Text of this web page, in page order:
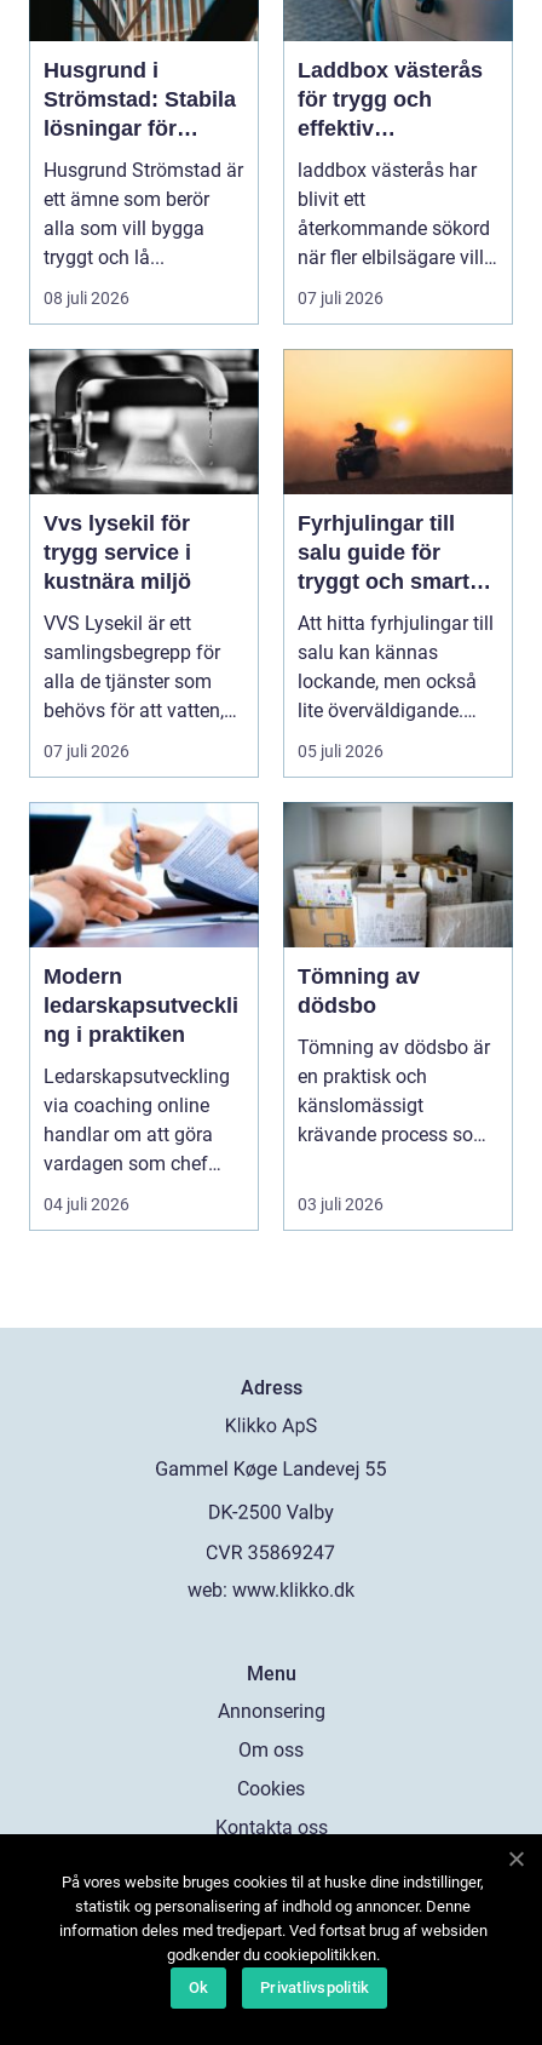
Husgrund i
Strömstad: Stabila
lösningar för
boende vid kusten
Husgrund Strömstad är
ett ämne som berör
alla som vill bygga
tryggt och lå...
08 juli 2026
Laddbox västerås
för trygg och
effektiv
hemmaladdning
laddbox västerås har
blivit ett
återkommande sökord
när fler elbilsägare vill
ladda hemma på ett
07 juli 2026
Vvs lysekil för
trygg service i
kustnära miljö
VVS Lysekil är ett
samlingsbegrepp för
alla de tjänster som
behövs för att vatten,
värme och avlopp ...
07 juli 2026
Fyrhjulingar till
salu guide för
tryggt och smart
köp
Att hitta fyrhjulingar till
salu kan kännas
lockande, men också
lite överväldigande.
Utbudet är stor...
05 juli 2026
Modern
ledarskapsutveckli
ng i praktiken
Ledarskapsutveckling
via coaching online
handlar om att göra
vardagen som chef
både mer h...
04 juli 2026
Tömning av
dödsbo
Tömning av dödsbo är
en praktisk och
känslomässigt
krävande process som
gång ell...
03 juli 2026
Adress
web: www.klikko.dk
Menu
Annonsering
Om oss
Cookies
Kontakta oss
På vores website bruges cookies til at huske dine indstillinger,
statistik og personalisering af indhold og annoncer. Denne
information deles med tredjepart. Ved fortsat brug af websiden
godkender du cookiepolitikken.
Ok
Privatlivspolitik